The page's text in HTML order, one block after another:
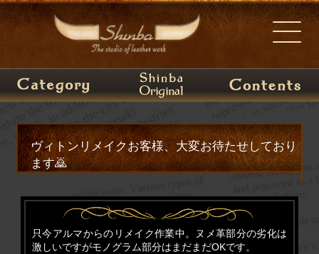
ヴィトンリメイクお客様、大変お待たせしており
ます🙇
只今アルマからのリメイク作業中。ヌメ革部分の劣化は
激しいですがモノグラム部分はまだまだOKです。